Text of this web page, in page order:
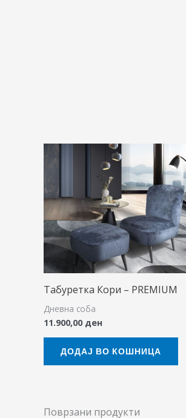
Табуретка Кори – PREMIUM
Дневна соба
11.900,00 ден
ДОДАЈ ВО КОШНИЦА
Поврзани продукти